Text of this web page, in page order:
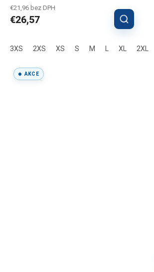
€21,96 bez DPH
€26,57
3XS 2XS XS S M L XL 2XL
AKCE